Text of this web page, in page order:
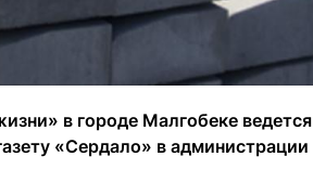
в городе Малгобеке ведется
«Сердало» в администрации